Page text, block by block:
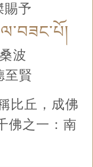
賜予
波
至賢
比丘，成佛
佛之一：南